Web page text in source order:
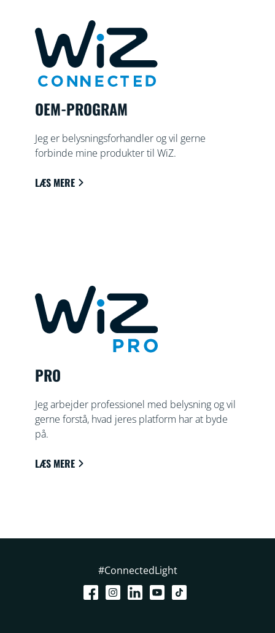
OEM-PROGRAM
Jeg er belysningsforhandler og vil gerne
forbinde mine produkter til WiZ.
LÆS MERE
PRO
Jeg arbejder professionel med belysning og vil
gerne forstå, hvad jeres platform har at byde
på.
LÆS MERE
#ConnectedLight